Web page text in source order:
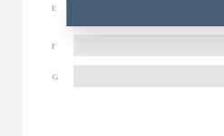
E
F
G